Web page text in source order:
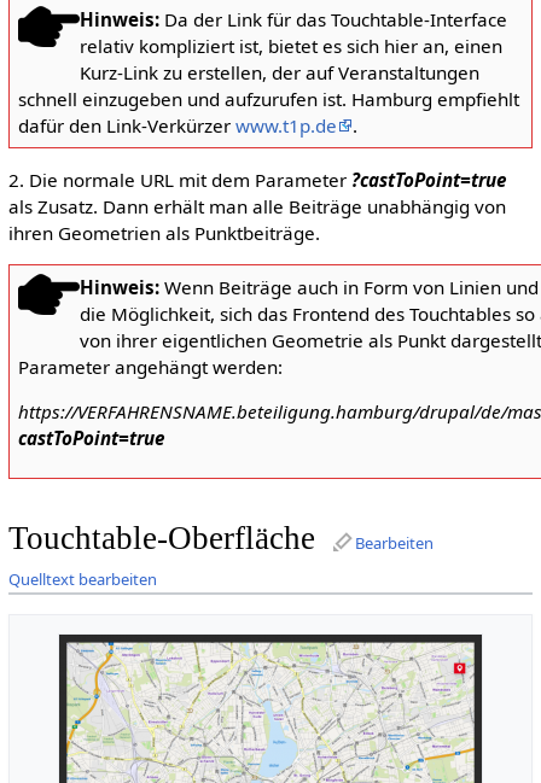
Hinweis:Da der Link für das Touchtable-Interface
relativ kompliziert ist, bietet es sich hier an, einen
Kurz-Link zu erstellen, der auf Veranstaltungen
schnell einzugeben und aufzurufen ist. Hamburg empfiehlt
dafür den Link-Verkürzer www.t1p.de .
2. Die normale URL mit dem Parameter ?castToPoint=true
als Zusatz. Dann erhält man alle Beiträge unabhängig von
ihren Geometrien als Punktbeiträge.
Hinweis:Wenn Beiträge auch in Form von Linien
die Möglichkeit, sich das Frontend des Touchtables
von ihrer eigentlichen Geometrie als Punkt
Parameter angehängt werden:
https://VERFAHRENSNAME.beteiligung.hamburg/drupal/de/
castToPoint=true
Touchtable-Oberfläche
Bearbeiten
Quelltext bearbeiten